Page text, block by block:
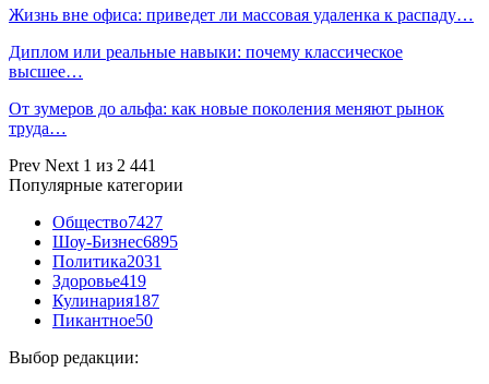
Жизнь вне офиса: приведет ли массовая удаленка к распаду…
Диплом или реальные навыки: почему классическое
высшее…
От зумеров до альфа: как новые поколения меняют рынок
труда…
Prev Next 1 из 2 441
Популярные категории
Общество7427
Шоу-Бизнес6895
Политика2031
Здоровье419
Кулинария187
Пикантное50
Выбор редакции: